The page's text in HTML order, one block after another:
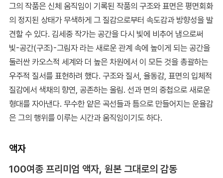
그의 작품은 신체 움직임이 기록된 작품의 구조와 표면은 평면회화
의 정지된 상태가 무색하게 그 질감으로부터 속도감과 방향성을 발
견할 수 있다. 김세중 작가는 공간을 다시 빛에 비추어 냄으로써
빛-공간(구조)-그림자 라는 새로운 관계 속에 높이게 되는 공간을
둘러싼 카오스적 세계와 더 높은 차원에서 이 모든 것을 총괄하는
우주적 질서를 표현하려 했다. 구조와 질서, 율동감, 표면의 입체적
질감에서 색채의 향연, 공존하는 울림. 선과 면의 중첩으로 새로운
형대를 자아낸다. 무수한 얕은 곡선들과 틈으로 만들어지는 운율감
은 그의 행위를 이루는 시간과 움직임이기도 하다.
액자
100여종 프리미엄 액자, 원본 그대로의 감동